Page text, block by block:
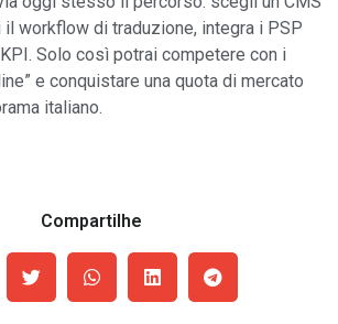
workflow di traduzione, integra i PSP
Solo così potrai competere con i
e conquistare una quota di mercato
italiano.
Compartilhe